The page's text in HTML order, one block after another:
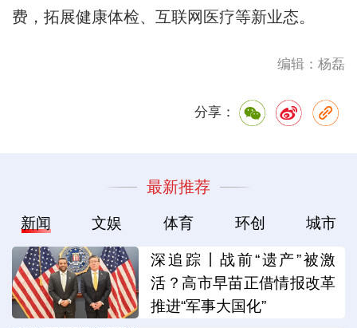
费，拓展健康体检、互联网医疗等新业态。
编辑：杨磊
分享：
最新推荐
新闻 文娱 体育 环创 城市
深追踪丨战前“遗产”被激
活？高市早苗正借情报改革
推进“军事大国化”